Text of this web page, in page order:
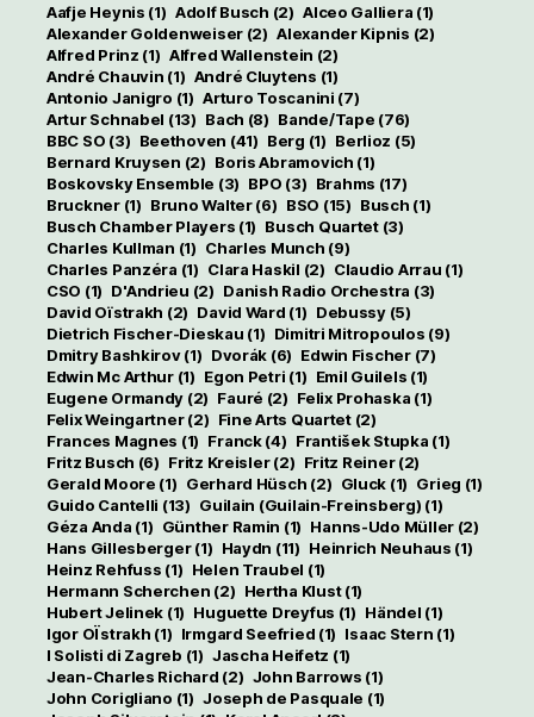
Aafje Heynis (1) Adolf Busch (2) Alceo Galliera (1)
Alexander Goldenweiser (2) Alexander Kipnis (2)
Alfred Prinz (1) Alfred Wallenstein (2)
André Chauvin (1) André Cluytens (1)
Antonio Janigro (1) Arturo Toscanini (7)
Artur Schnabel (13) Bach (8) Bande/Tape (76)
BBC SO (3) Beethoven (41) Berg (1) Berlioz (5)
Bernard Kruysen (2) Boris Abramovich (1)
Boskovsky Ensemble (3) BPO (3) Brahms (17)
Bruckner(1) Bruno Walter(6) BSO (15) Busch (1)
Busch Chamber Players (1) Busch Quartet(3)
Charles Kullman (1) Charles Munch (9)
Charles Panzéra (1) Clara Haskil (2) Claudio Arrau (1)
CSO (1) D'Andrieu (2) Danish Radio Orchestra (3)
David Oïstrakh (2) David Ward (1) Debussy(5)
Dietrich Fischer-Dieskau (1) Dimitri Mitropoulos (9)
Dmitry Bashkirov(1) Dvorák (6) Edwin Fischer(7)
Edwin Mc Arthur(1) Egon Petri (1) Emil Guilels (1)
Eugene Ormandy (2) Fauré (2) Felix Prohaska (1)
Felix Weingartner(2) Fine Arts Quartet(2)
Frances Magnes (1) Franck(4) František Stupka (1)
Fritz Busch (6) Fritz Kreisler(2) Fritz Reiner(2)
Gerald Moore (1) Gerhard Hüsch (2) Gluck (1) Grieg (1)
Guido Cantelli (13) Guilain (Guilain-Freinsberg) (1)
Géza Anda (1) Günther Ramin (1) Hanns-Udo Müller (2)
Hans Gillesberger(1) Haydn (11) Heinrich Neuhaus (1)
Heinz Rehfuss (1) Helen Traubel (1)
Hermann Scherchen (2) Hertha Klust(1)
Hubert Jelinek (1) Huguette Dreyfus (1) Händel (1)
Igor OÏstrakh (1) Irmgard Seefried (1) Isaac Stern (1)
I Solisti di Zagreb (1) Jascha Heifetz (1)
Jean-Charles Richard (2) John Barrows (1)
John Corigliano (1) Joseph de Pasquale (1)